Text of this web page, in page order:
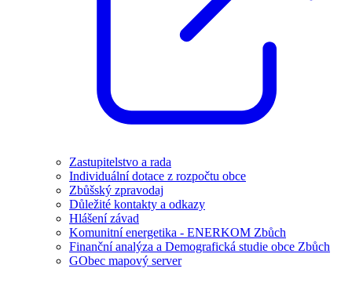
Zastupitelstvo a rada
Individuální dotace z rozpočtu obce
Zbůšský zpravodaj
Důležité kontakty a odkazy
Hlášení závad
Komunitní energetika - ENERKOM Zbůch
Finanční analýza a Demografická studie obce Zbůch
GObec mapový server